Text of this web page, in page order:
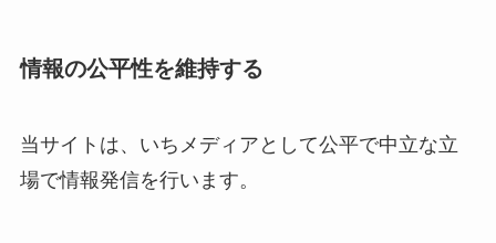
情報の公平性を維持する
当サイトは、いちメディアとして公平で中立な立
場で情報発信を行います。